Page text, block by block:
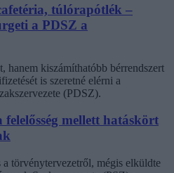
túlórapótlék –
a PDSZ a
hanem kiszámíthatóbb bérrendszert
is szeretné elérni a
(PDSZ).
felelősség mellett hatáskört
törvénytervezetről, mégis elküldte